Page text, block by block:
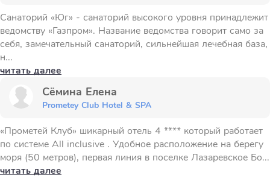
Санаторий «Юг» - санаторий высокого уровня принадлежит
ведомству «Газпром». Название ведомства говорит само за
себя, замечательный санаторий, сильнейшая лечебная база,
н...
читать далее
Сёмина Елена
Prometey Club Hotel & SPA
«Прометей Клуб» шикарный отель 4 **** который работает
по системе All inclusive . Удобное расположение на берегу
моря (50 метров), первая линия в поселке Лазаревское Бо...
читать далее